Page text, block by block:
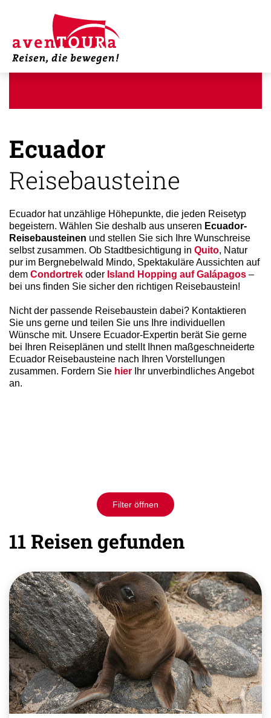
Ecuador
Reisebausteine
Ecuador hat unzählige Höhepunkte, die jeden Reisetyp
begeistern. Wählen Sie deshalb aus unseren Ecuador-
Reisebausteinen und stellen Sie sich Ihre Wunschreise
selbst zusammen. Ob Stadtbesichtigung in Quito, Natur
pur im Bergnebelwald Mindo, Spektakuläre Aussichten auf
dem Condortrek oder Island Hopping auf Galápagos –
bei uns finden Sie sicher den richtigen Reisebaustein!
Nicht der passende Reisebaustein dabei? Kontaktieren
Sie uns gerne und teilen Sie uns Ihre individuellen
Wünsche mit. Unsere Ecuador-Expertin berät Sie gerne
bei Ihren Reiseplänen und stellt Ihnen maßgeschneiderte
Ecuador Reisebausteine nach Ihren Vorstellungen
zusammen. Fordern Sie hier Ihr unverbindliches Angebot
an.
Filter öffnen
11 Reisen gefunden